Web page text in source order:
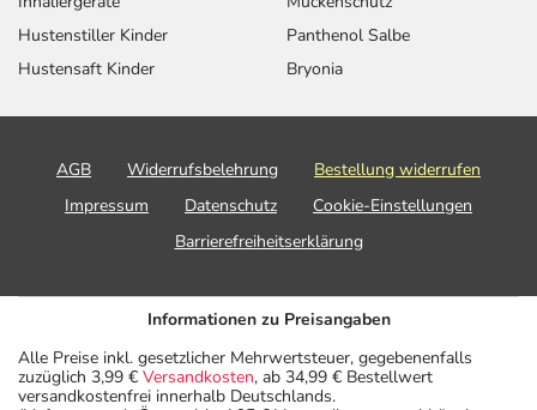
Hustenstiller Kinder
Hustensaft Kinder
Panthenol Salbe
Bryonia
AGB Widerrufsbelehrung
Bestellung widerrufen
Impressum
Datenschutz
Cookie-Einstellungen
Barrierefreiheitserklärung
Informationen zu Preisangaben
Alle Preise inkl. gesetzlicher Mehrwertsteuer, gegebenenfalls
zuzüglich 3,99 € Versandkosten, ab 34,99 € Bestellwert
versandkostenfrei innerhalb Deutschlands.